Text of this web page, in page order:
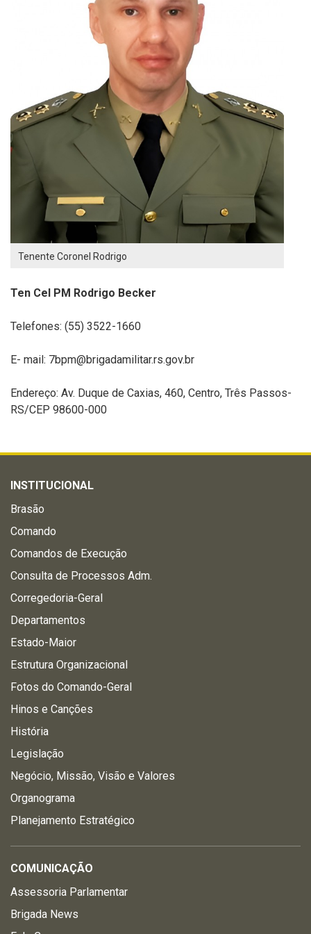
Tenente Coronel Rodrigo
Ten Cel PM Rodrigo Becker
Telefones: (55) 3522-1660
E- mail: 7bpm@brigadamilitar.rs.gov.br
Endereço: Av. Duque de Caxias, 460, Centro, Três Passos-
RS/CEP 98600-000
INSTITUCIONAL
Brasão
Comando
Comandos de Execução
Consulta de Processos Adm.
Corregedoria-Geral
Departamentos
Estado-Maior
Estrutura Organizacional
Fotos do Comando-Geral
Hinos e Canções
História
Legislação
Negócio, Missão, Visão e Valores
Organograma
Planejamento Estratégico
COMUNICAÇÃO
Assessoria Parlamentar
Brigada News